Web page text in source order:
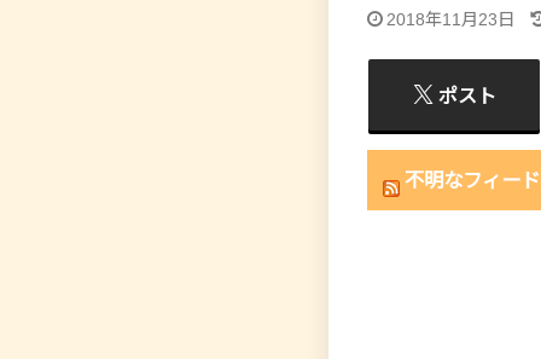
2018年11月23日
ポスト
不明なフィード